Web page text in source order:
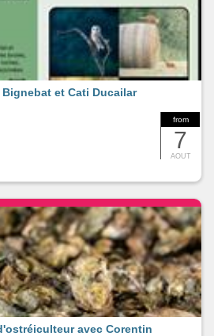
from
7
AOUT
et Cati Ducailar
avec Corentin